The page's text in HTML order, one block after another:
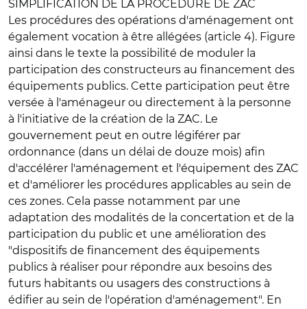
SIMPLIFICATION DE LA PROCEDURE DE ZAC
Les procédures des opérations d'aménagement ont
également vocation à être allégées (article 4). Figure
ainsi dans le texte la possibilité de moduler la
participation des constructeurs au financement des
équipements publics. Cette participation peut être
versée à l'aménageur ou directement à la personne
à l'initiative de la création de la ZAC. Le
gouvernement peut en outre légiférer par
ordonnance (dans un délai de douze mois) afin
d'accélérer l'aménagement et l'équipement des ZAC
et d'améliorer les procédures applicables au sein de
ces zones. Cela passe notamment par une
adaptation des modalités de la concertation et de la
participation du public et une amélioration des
"dispositifs de financement des équipements
publics à réaliser pour répondre aux besoins des
futurs habitants ou usagers des constructions à
édifier au sein de l'opération d'aménagement". En